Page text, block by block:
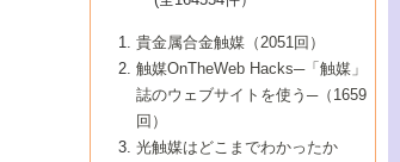
7号 有機分子触媒による精密有機合成
8号 高機能化ポリオレフィンに向けた重合
触媒の最近の進展
7号 持続可能社会実現のための触媒および
触媒関連技術
構築と機能
5号 若手会員による触媒研究の未来展望1：
企業編
6号 第102回触媒討論会
7号 触媒・化学反応における計算化学の進
5号 こんな物質，あんな物質―新たな触媒
の可能性―
7号 『結晶の化学』を活かした触媒研究
5号 水素製造・貯蔵のための触媒技術の新
しい展開
6号 第98回触媒討論会
7号 基礎化学品製造の触媒技術
4号 水分解用光触媒材料
5号 時間分解分光の進歩と応用
6号 第96回触媒討論会
2号 第93回触媒討論会
3号 特殊エネルギー場の触媒反応
4号 生体内における金属の触媒作用
5号 ファインケミカルズの展開に寄与する
1号 なぜこの触媒が良いのか？
2号 第91回触媒討論会
3号 最近の自動車排ガス処理技術
4号 触媒研究の現状と将来─第90回触媒討論
▼44巻（2002年）
1号 高次制御された触媒の化学
2号 第89回触媒討論会
3号 触媒を利用した電気化学の新展開
▼43巻（2001年）
1号 グリーンケミストリーと触媒
2号 第87回触媒討論会特集号
▼42巻（2000年）
1号 触媒反応工学の明日を拓く
▼41巻（1999年）
貴金属合金触媒（2051回）
触媒OnTheWeb Hacks─「触媒」
誌のウェブサイトを使う─（1659
回）
光触媒はどこまでわかったか